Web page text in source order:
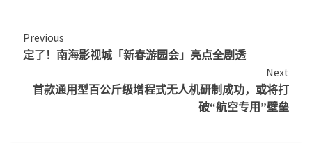
Continue
Reading
Previous
定了！南海影视城「新春游园会」亮点全剧透
Next
首款通用型百公斤级增程式无人机研制成功，或将打
破“航空专用”壁垒